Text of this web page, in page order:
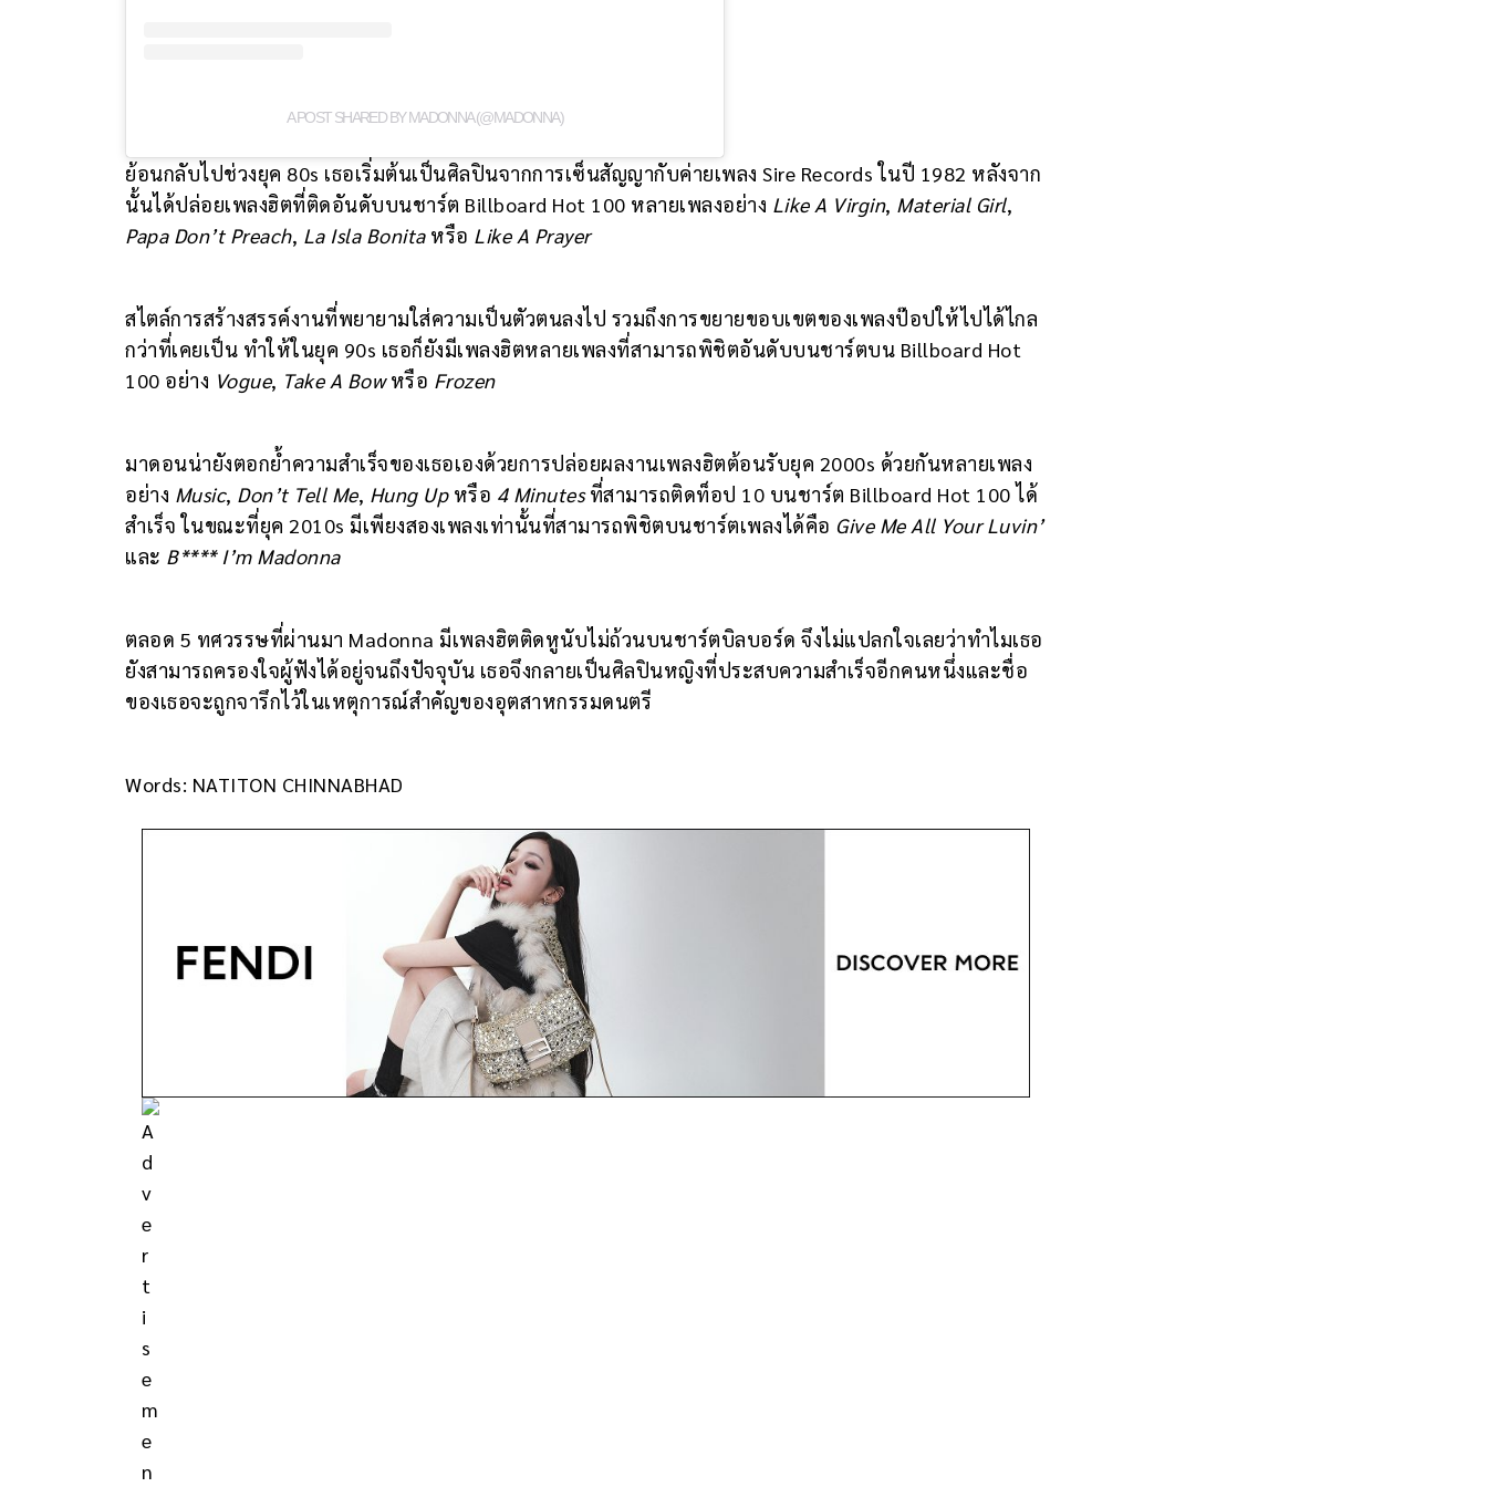
A POST SHARED BY MADONNA (@MADONNA)
ย้อนกลับไปช่วงยุค 80s เธอเริ่มต้นเป็นศิลปินจากการเซ็นสัญญากับค่ายเพลง Sire Records ในปี 1982 หลังจาก
นั้นได้ปล่อยเพลงฮิตที่ติดอันดับบนชาร์ต Billboard Hot 100 หลายเพลงอย่าง Like A Virgin, Material Girl,
Papa Don’t Preach, La Isla Bonitaหรือ Like A Prayer
สไตล์การสร้างสรรค์งานที่พยายามใส่ความเป็นตัวตนลงไป รวมถึงการขยายขอบเขตของเพลงป๊อปให้ไปได้ไกล
กว่าที่เคยเป็น ทำให้ในยุค 90s เธอก็ยังมีเพลงฮิตหลายเพลงที่สามารถพิชิตอันดับบนชาร์ตบน Billboard Hot
100 อย่าง Vogue, Take A Bowหรือ Frozen
มาดอนน่ายังตอกย้ำความสำเร็จของเธอเองด้วยการปล่อยผลงานเพลงฮิตต้อนรับยุค 2000s ด้วยกันหลายเพลง
อย่าง Music, Don’t Tell Me, Hung Upหรือ 4 Minutesที่สามารถติดท็อป 10 บนชาร์ต Billboard Hot 100 ได้
สำเร็จ ในขณะที่ยุค 2010s มีเพียงสองเพลงเท่านั้นที่สามารถพิชิตบนชาร์ตเพลงได้คือ Give Me All Your Luvin’
และ B**** I’m Madonna
ตลอด 5 ทศวรรษที่ผ่านมา Madonna มีเพลงฮิตติดหูนับไม่ถ้วนบนชาร์ตบิลบอร์ด จึงไม่แปลกใจเลยว่าทำไมเธอ
ยังสามารถครองใจผู้ฟังได้อยู่จนถึงปัจจุบัน เธอจึงกลายเป็นศิลปินหญิงที่ประสบความสำเร็จอีกคนหนึ่งและชื่อ
ของเธอจะถูกจารึกไว้ในเหตุการณ์สำคัญของอุตสาหกรรมดนตรี
Words: NATITON CHINNABHAD